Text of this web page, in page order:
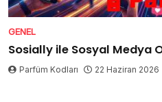
GENEL
Sosially ile Sosyal Medya
Parfüm Kodları 22 Haziran 2026